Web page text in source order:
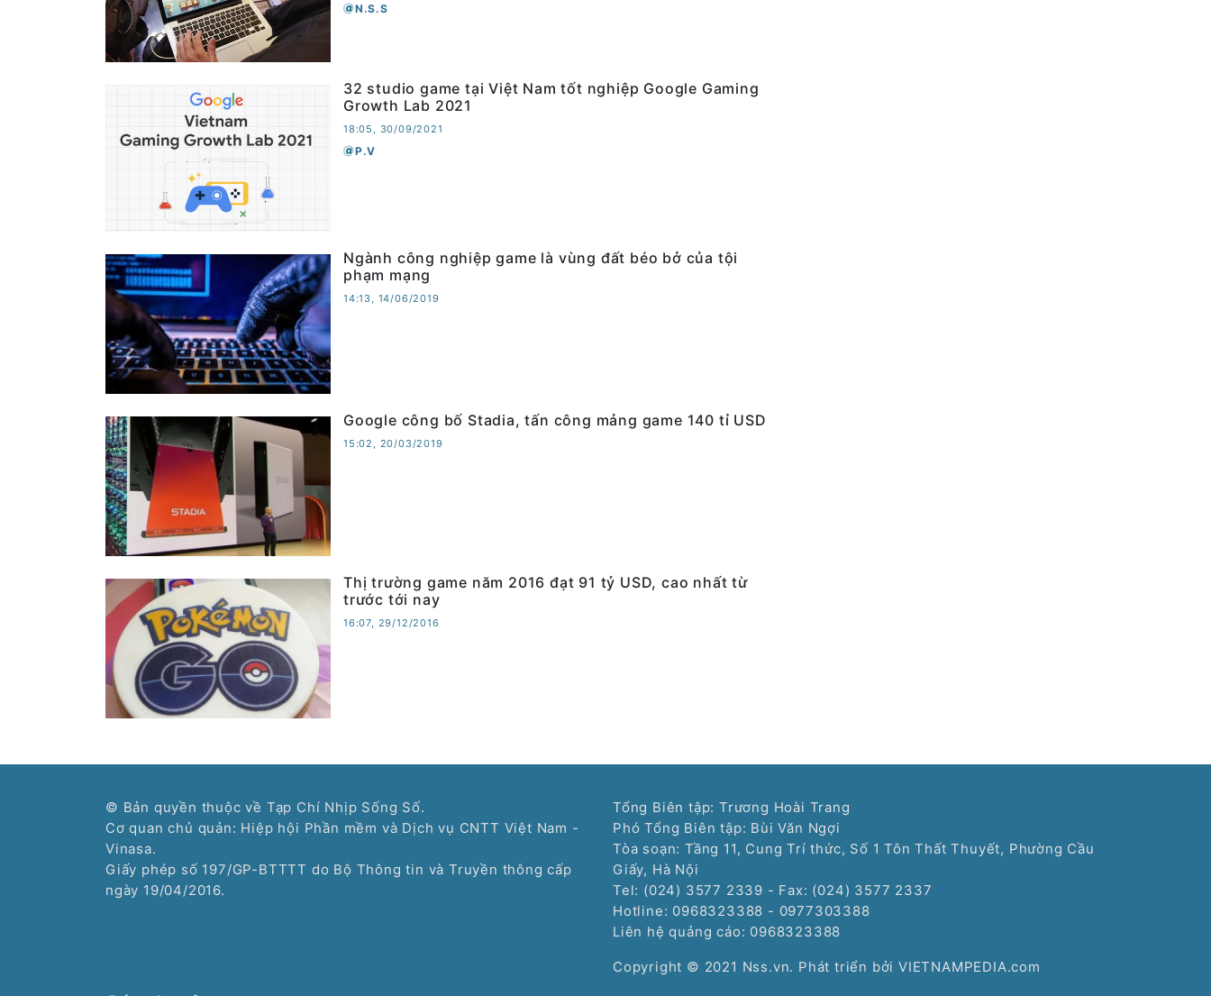
N.S.S
32 studio game tại Việt Nam tốt nghiệp Google Gaming
Growth Lab 2021
18:05, 30/09/2021
P.V
Ngành công nghiệp game là vùng đất béo bở của tội
phạm mạng
14:13, 14/06/2019
Google công bố Stadia, tấn công mảng game 140 tỉ USD
15:02, 20/03/2019
Thị trường game năm 2016 đạt 91 tỷ USD, cao nhất từ
trước tới nay
16:07, 29/12/2016
© Bản quyền thuộc về Tạp Chí Nhịp Sống Số.
Cơ quan chủ quản: Hiệp hội Phần mềm và Dịch vụ CNTT Việt Nam -
Vinasa.
Giấy phép số 197/GP-BTTTT do Bộ Thông tin và Truyền thông cấp
ngày 19/04/2016.
Tổng Biên tập: Trương Hoài Trang
Phó Tổng Biên tập: Bùi Văn Ngợi
Tòa soạn: Tầng 11, Cung Trí thức, Số 1 Tôn Thất Thuyết, Phường Cầu
Giấy, Hà Nội
Tel: (024) 3577 2339 - Fax: (024) 3577 2337
Hotline: 0968323388 - 0977303388
Liên hệ quảng cáo: 0968323388
Copyright © 2021 Nss.vn. Phát triển bởi VIETNAMPEDIA.com